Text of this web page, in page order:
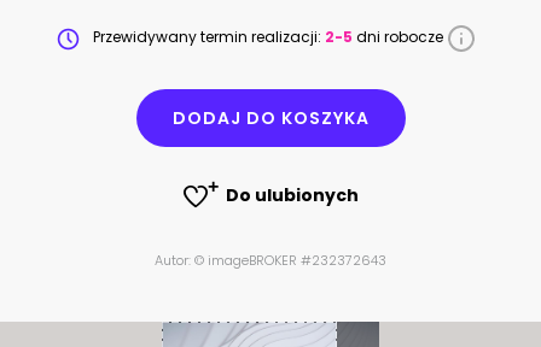
Przewidywany termin realizacji: 2-5 dni robocze
DODAJ DO KOSZYKA
Do ulubionych
Autor: © imageBROKER #232372643